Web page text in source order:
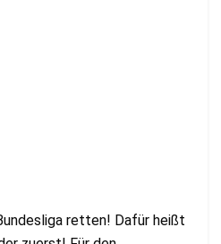
retten! Dafür heißt